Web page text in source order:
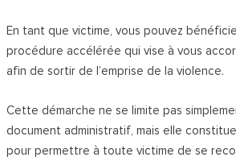
En tant que victime, vous pouvez
procédure accélérée qui vise à vous
afin de sortir de l’emprise de la violence.
Cette démarche ne se limite pas
document administratif, mais elle
pour permettre à toute victime de se